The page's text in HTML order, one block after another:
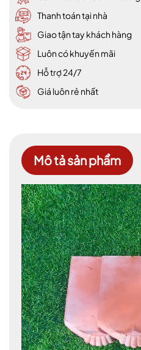
Thanh toán tại nhà
Giao tận tay khách hàng
Luôn có khuyến mãi
Hỗ trợ 24/7
Giá luôn rẻ nhất
Mô tả sản phẩm